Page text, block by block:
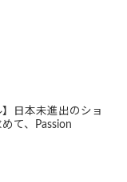
】日本未進出のショ
て、Passion